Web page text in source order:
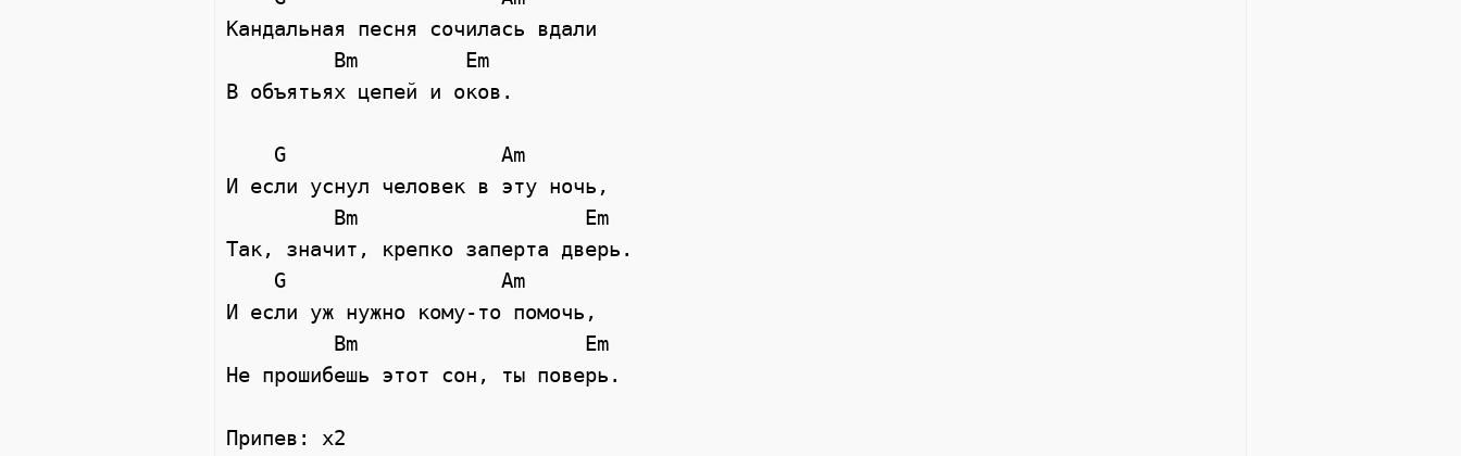
Кандальная песня сочилась вдали
В объятьях цепей и оков.
И если уснул человек в эту ночь,
Так, значит, крепко заперта дверь.
И если уж нужно кому-то помочь,
Не прошибешь этот сон, ты поверь.
Припев: x2